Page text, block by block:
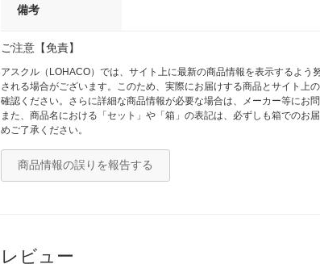
備考
ご注意【免責】
アスクル（LOHACO）では、サイト上に最新の商品情報を表示するよ
される場合がございます。このため、実際にお届けする商品とサイト
確認ください。さらに詳細な商品情報が必要な場合は、メーカー等にお問
また、商品名における「セット」や「箱」の表記は、必ずしも箱でのお
めご了承ください。
商品情報の誤りを報告する
レビュー